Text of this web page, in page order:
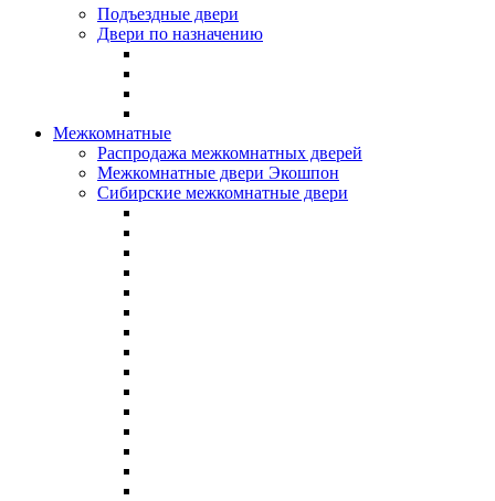
Подъездные двери
Двери по назначению
Межкомнатные
Распродажа межкомнатных дверей
Межкомнатные двери Экошпон
Сибирские межкомнатные двери